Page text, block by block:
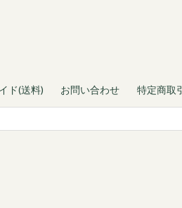
ド(送料) お問い合わせ 特定商取